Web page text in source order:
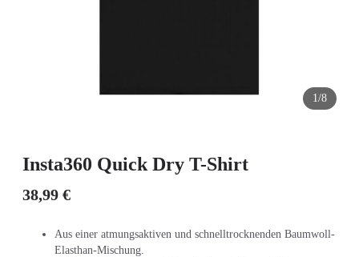
1/8
Insta360 Quick Dry T-Shirt
38,99 €
Aus einer atmungsaktiven und schnelltrocknenden Baumwoll-
Elasthan-Mischung.